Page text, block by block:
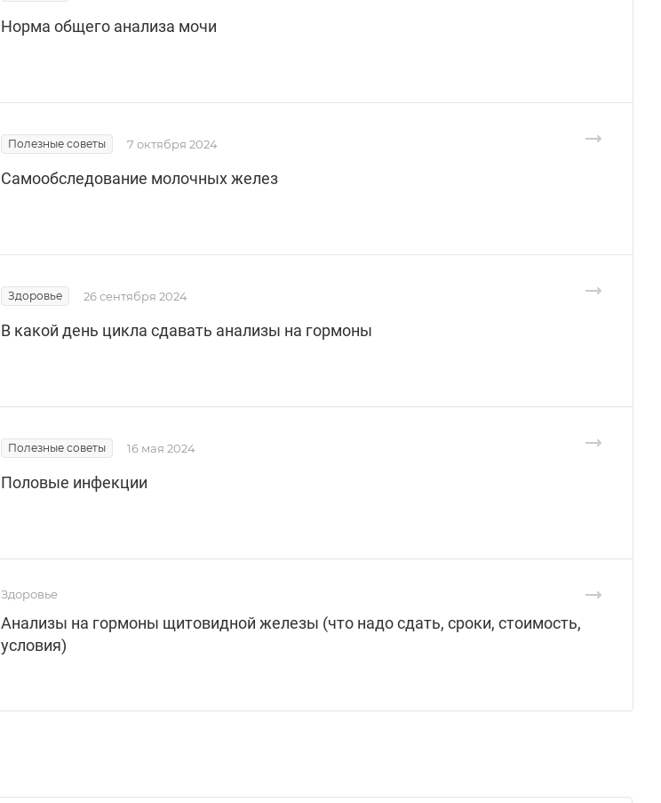
Норма общего анализа мочи
Полезные советы 7 октября 2024
Самообследование молочных желез
Здоровье 26 сентября 2024
В какой день цикла сдавать анализы на гормоны
Полезные советы 16 мая 2024
Половые инфекции
Здоровье
Анализы на гормоны щитовидной железы (что надо сдать, сроки, стоимость,
условия)